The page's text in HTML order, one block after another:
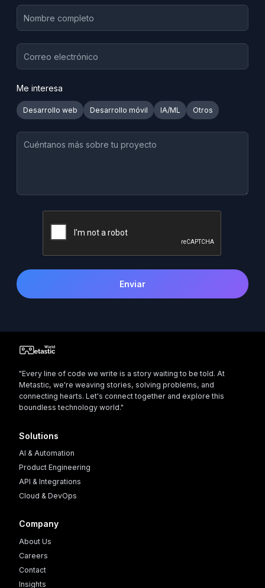
Me interesa
Desarrollo web Desarrollo móvil IA/ML Otros
Enviar
"Every line of code we write is a story waiting to be told. At
Metastic, we're weaving stories, solving problems, and
connecting hearts. Let's connect together and explore this
boundless technology world."
Solutions
AI & Automation
Product Engineering
API & Integrations
Cloud & DevOps
Company
About Us
Careers
Contact
Insights